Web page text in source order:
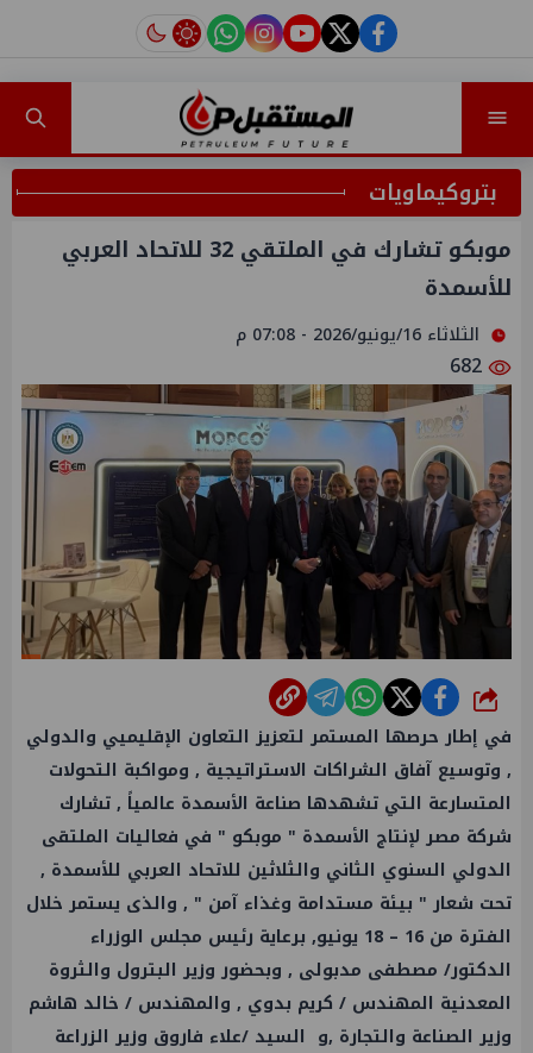
facebook
twitter
youtube
instagram
tiktok
بتروكيماويات
موبكو تشارك في الملتقي 32 للاتحاد العربي
للأسمدة
الثلاثاء 16/يونيو/2026 - 07:08 م
شارك
في إطار حرصها المستمر لتعزيز التعاون الإقليميي والدولي
, وتوسيع آفاق الشراكات الاستراتيجية , ومواكبة التحولات
المتسارعة التي تشهدها صناعة الأسمدة عالمياً , تشارك
شركة مصر لإنتاج الأسمدة " موبكو " في فعاليات الملتقى
الدولي السنوي الثاني والثلاثين للاتحاد العربي للأسمدة ,
تحت شعار " بيئة مستدامة وغذاء آمن " , والذى يستمر خلال
الفترة من 16 – 18 يونيو, برعاية رئيس مجلس الوزراء
الدكتور/ مصطفى مدبولى , وبحضور وزير البترول والثروة
المعدنية المهندس / كريم بدوي , والمهندس / خالد هاشم
وزير الصناعة والتجارة ,و السيد /علاء فاروق وزير الزراعة